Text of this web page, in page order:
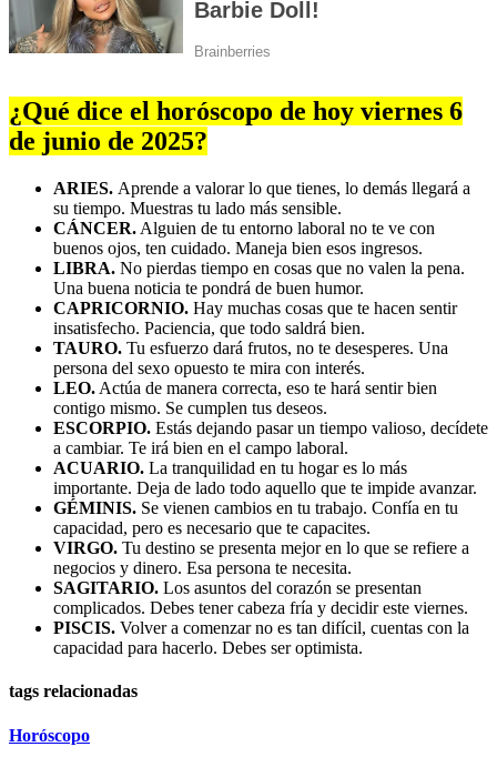
¿Qué dice el horóscopo de hoy viernes 6
de junio de 2025?
ARIES. Aprende a valorar lo que tienes, lo demás llegará a
su tiempo. Muestras tu lado más sensible.
CÁNCER. Alguien de tu entorno laboral no te ve con
buenos ojos, ten cuidado. Maneja bien esos ingresos.
LIBRA. No pierdas tiempo en cosas que no valen la pena.
Una buena noticia te pondrá de buen humor.
CAPRICORNIO. Hay muchas cosas que te hacen sentir
insatisfecho. Paciencia, que todo saldrá bien.
TAURO. Tu esfuerzo dará frutos, no te desesperes. Una
persona del sexo opuesto te mira con interés.
LEO. Actúa de manera correcta, eso te hará sentir bien
contigo mismo. Se cumplen tus deseos.
ESCORPIO. Estás dejando pasar un tiempo valioso, decídete
a cambiar. Te irá bien en el campo laboral.
ACUARIO. La tranquilidad en tu hogar es lo más
importante. Deja de lado todo aquello que te impide avanzar.
GÉMINIS. Se vienen cambios en tu trabajo. Confía en tu
capacidad, pero es necesario que te capacites.
VIRGO. Tu destino se presenta mejor en lo que se refiere a
negocios y dinero. Esa persona te necesita.
SAGITARIO. Los asuntos del corazón se presentan
complicados. Debes tener cabeza fría y decidir este viernes.
PISCIS. Volver a comenzar no es tan difícil, cuentas con la
capacidad para hacerlo. Debes ser optimista.
tags relacionadas
Horóscopo